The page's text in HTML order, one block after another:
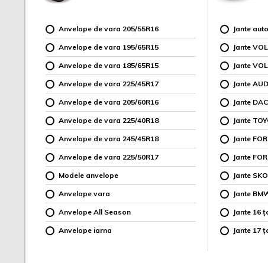
Anvelope de vara 205/55R16
Anvelope de vara 195/65R15
Anvelope de vara 185/65R15
Anvelope de vara 225/45R17
Anvelope de vara 205/60R16
Anvelope de vara 225/40R18
Anvelope de vara 245/45R18
Anvelope de vara 225/50R17
Modele anvelope
Anvelope vara
Anvelope All Season
Anvelope iarna
Jante
Jante
Jante
Jante
Jante
Jante
Jante
Jante
Jante
Jante
Jante 16
Jante 17